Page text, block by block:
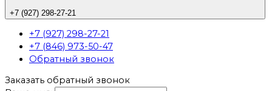
+7 (927) 298-27-21
+7 (927) 298-27-21
+7 (846) 973-50-47
Обратный звонок
Заказать обратный звонок